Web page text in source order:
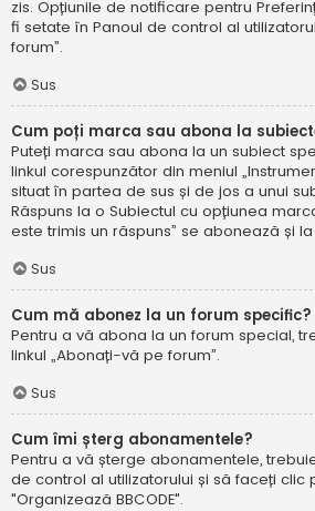
zis. Opțiunile de notificare pentru
fi setate în Panoul de control al
forum”.
Sus
Cum poți marca sau abona la
Puteți marca sau abona la un subiect
linkul corespunzător din meniul
situat în partea de sus și de jos a unui
Răspuns la o Subiectul cu opțiunea
este trimis un răspuns” se abonează și
Sus
Cum mă abonez la un forum specific?
Pentru a vă abona la un forum special,
linkul „Abonați-vă pe forum”.
Sus
Cum îmi șterg abonamentele?
Pentru a vă șterge abonamentele,
de control al utilizatorului și să faceți clic
"Organizează BBCODE".